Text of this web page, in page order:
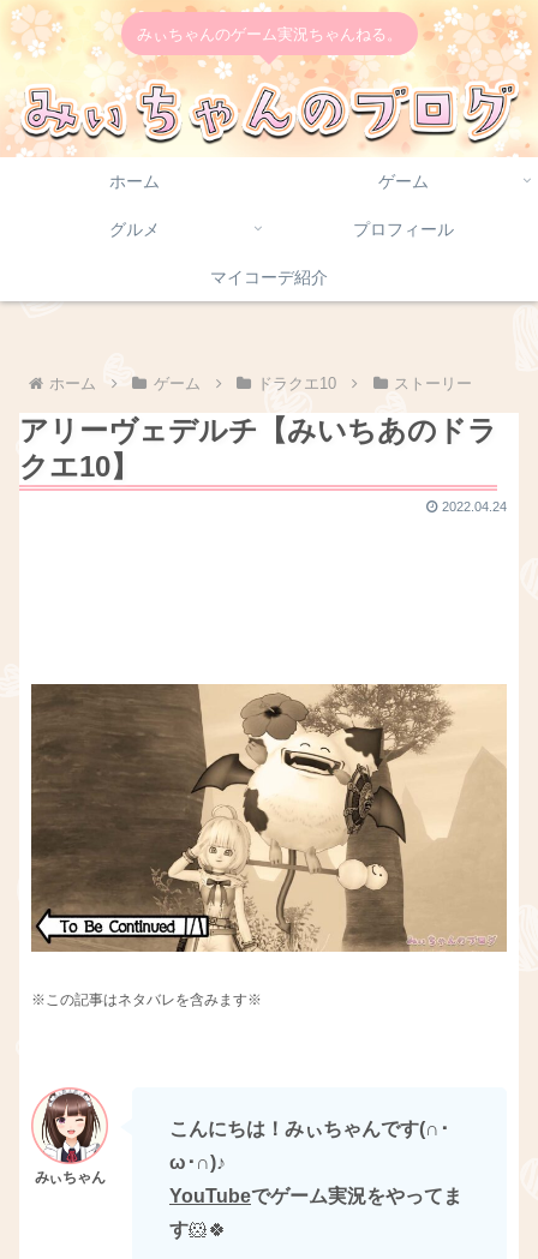
みぃちゃんのゲーム実況ちゃんねる。
ホーム ゲーム
グルメ プロフィール
マイコーデ紹介
ホーム ゲーム ドラクエ10 ストーリー
アリーヴェデルチ【みいちあのドラ
クエ10】
2022.04.24
※この記事はネタバレを含みます※
こんにちは！みぃちゃんです(∩･
ω･∩)♪
YouTubeでゲーム実況をやってま
す🐹🍀